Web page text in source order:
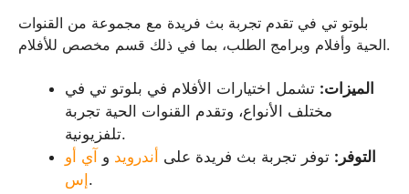
بلوتو تي في تقدم تجربة بث فريدة مع مجموعة من القنوات
الحية وأفلام وبرامج الطلب، بما في ذلك قسم مخصص للأفلام.
الميزات: تشمل اختيارات الأفلام في بلوتو تي في
مختلف الأنواع، وتقدم القنوات الحية تجربة
تلفزيونية.
التوفر: توفر تجربة بث فريدة على أندرويد و آي أو
إس.